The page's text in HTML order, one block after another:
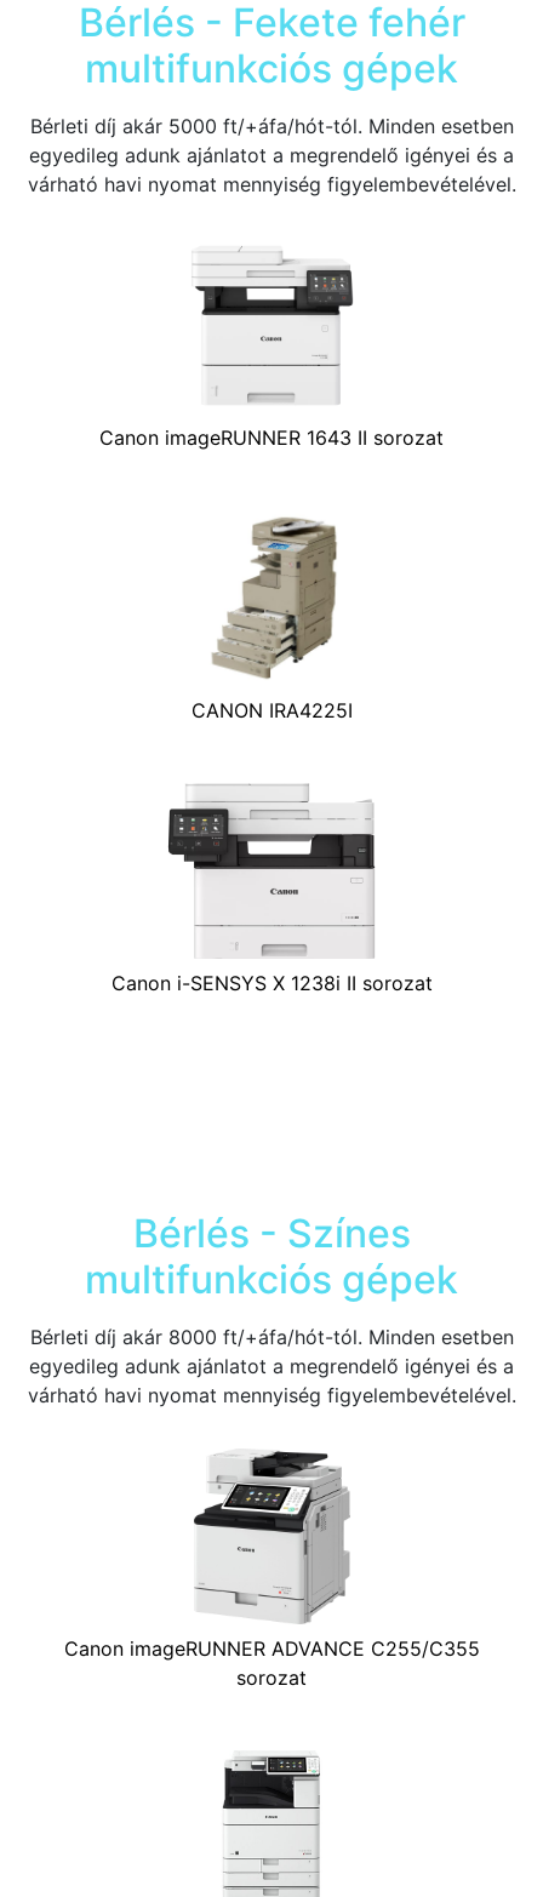
Bérlés - Fekete fehér
multifunkciós gépek
Bérleti díj akár 5000 ft/+áfa/hót-tól. Minden esetben
egyedileg adunk ajánlatot a megrendelő igényei és a
várható havi nyomat mennyiség figyelembevételével.
Canon imageRUNNER 1643 II sorozat
CANON IRA4225I
Canon i-SENSYS X 1238i II sorozat
Bérlés - Színes
multifunkciós gépek
Bérleti díj akár 8000 ft/+áfa/hót-tól. Minden esetben
egyedileg adunk ajánlatot a megrendelő igényei és a
várható havi nyomat mennyiség figyelembevételével.
Canon imageRUNNER ADVANCE C255/C355
sorozat